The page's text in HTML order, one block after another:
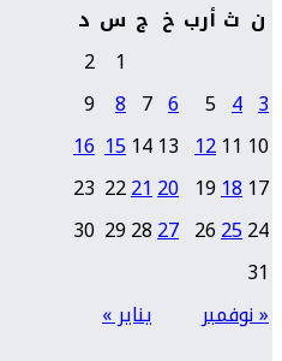
ن ث أرب خ ج س د
« نوفمبر يناير »
1
2
3
4
5
6
7
8
9
10
11
12
13
14
15
16
17
18
19
20
21
22
23
24
25
26
27
28
29
30
31